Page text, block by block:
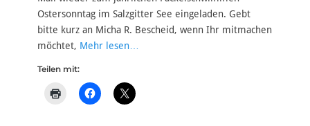
Ostersonntag im Salzgitter See eingeladen. Gebt
bitte kurz an Micha R. Bescheid, wenn Ihr mitmachen
möchtet, Mehr lesen…
Teilen mit: